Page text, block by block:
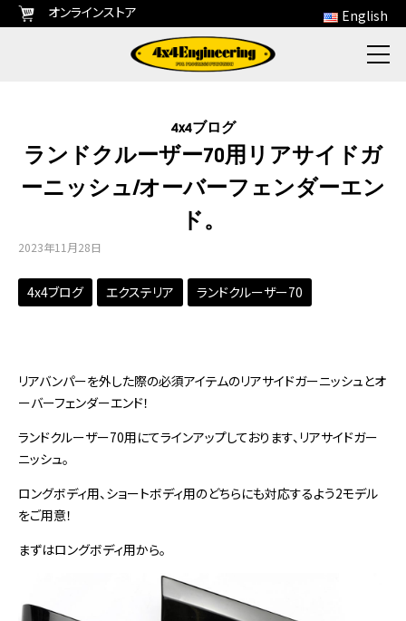
オンラインストア English
4x4ブログ
ランドクルーザー70用リアサイドガ
ーニッシュ/オーバーフェンダーエン
ド。
2023年11月28日
4x4ブログ エクステリア ランドクルーザー70
リアバンパーを外した際の必須アイテムのリアサイドガーニッシュとオ
ーバーフェンダーエンド！
ランドクルーザー70用にてラインアップしております、リアサイドガー
ニッシュ。
ロングボディ用、ショートボディ用のどちらにも対応するよう2モデル
をご用意！
まずはロングボディ用から。